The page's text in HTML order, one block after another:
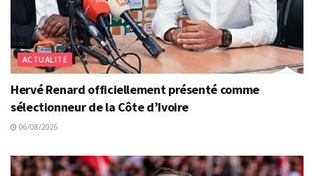
ACTUALITÉ
Hervé Renard officiellement présenté comme
sélectionneur de la Côte d’Ivoire
06/08/2026